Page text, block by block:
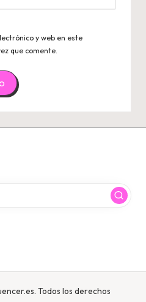
y web en este
que comente.
Todos los derechos